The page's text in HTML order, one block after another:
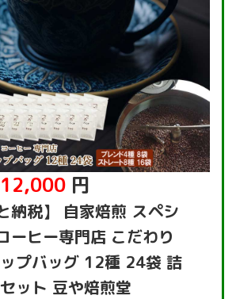
12,000円
納税】 自家焙煎 スペシ
ーヒー専門店 こだわり
プバッグ 12種 24袋 詰
ット 豆や焙煎堂